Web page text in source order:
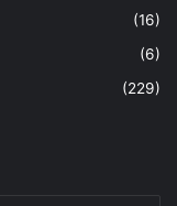
(16)
(6)
(229)